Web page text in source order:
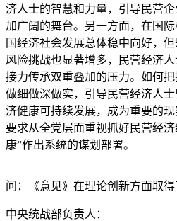
济人士的智慧和力量，引导民营
加广阔的舞台。另一方面，在国
国经济社会发展总体稳中向好，
风险挑战也显著增多，民营经济
接力传承双重叠加的压力。如何
做细做深做实，引导民营经济人
济健康可持续发展，成为重要的
要求从全党层面重视抓好民营经
康”作出系统的谋划部署。
问：《意见》在理论创新方面取得
中央统战部负责人：